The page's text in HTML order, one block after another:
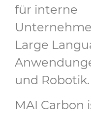
für interne
Large
und Robotik.
MAI Carbon